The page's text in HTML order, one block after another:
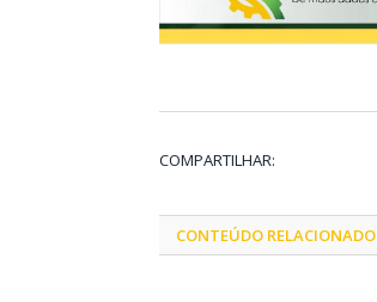
COMPARTILHAR:
CONTEÚDO RELACIONADO